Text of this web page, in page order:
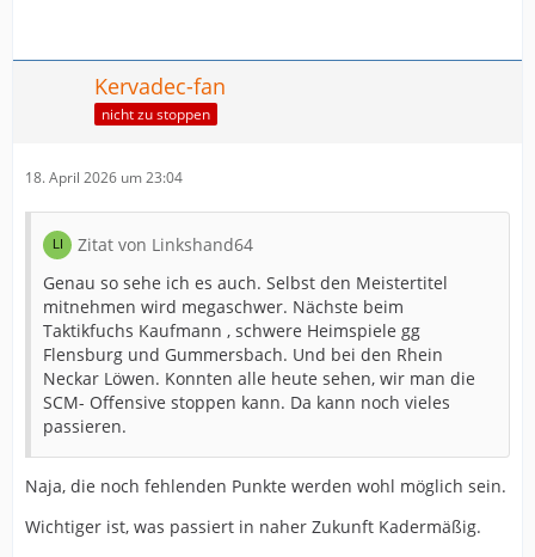
Kervadec-fan
nicht zu stoppen
18. April 2026 um 23:04
Zitat von Linkshand64
Genau so sehe ich es auch. Selbst den Meistertitel
mitnehmen wird megaschwer. Nächste beim
Taktikfuchs Kaufmann , schwere Heimspiele gg
Flensburg und Gummersbach. Und bei den Rhein
Neckar Löwen. Konnten alle heute sehen, wir man die
SCM- Offensive stoppen kann. Da kann noch vieles
passieren.
Naja, die noch fehlenden Punkte werden wohl möglich sein.
Wichtiger ist, was passiert in naher Zukunft Kadermäßig.